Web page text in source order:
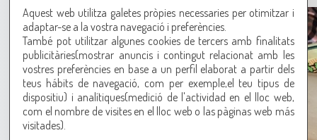
Aquest web utilitza galetes pròpies necessaries per otimitzar i
adaptar-se a la vostra navegació i preferències.
També pot utilitzar algunes cookies de tercers amb finalitats
publicitàries(mostrar anuncis i contingut relacionat amb les
vostres preferències en base a un perfil elaborat a partir dels
teus hábits de navegació, com per exemple,el teu tipus de
dispositiu) i analítiques(medició de l'actividad en el lloc web,
com el nombre de visites en el lloc web o las pàginas web más
visitades).
Formatge Garrotxa
Que bo amb melmelada!
Altres productes recomanats